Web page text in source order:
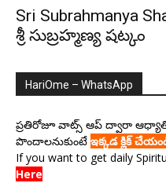
Sri Subrahmanya
శ్రీ సుబ్రహ్మణ్య షట్కం
HariOme – WhatsApp
ప్రతిరోజూ వాట్స్ ఆప్ ద్వారా
పొందాలనుకుంటే ఇక్కడ క్లిక్
If you want to get daily
Here